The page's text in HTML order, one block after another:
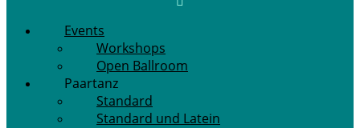
Events
Workshops
Open Ballroom
Paartanz
Standard
Standard und Latein